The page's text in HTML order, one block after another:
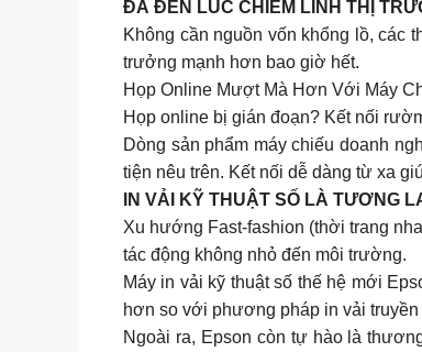
ĐÃ ĐẾN LÚC CHIẾM LĨNH THỊ
Không cần nguồn vốn khổng lồ, các
trưởng mạnh hơn bao giờ hết.
Họp Online Mượt Mà Hơn Với Máy
Họp online bị gián đoạn? Kết nối
Dòng sản phẩm máy chiếu doanh
tiện nêu trên. Kết nối dễ dàng từ xa
IN VẢI KỸ THUẬT SỐ LÀ TƯƠNG
Xu hướng Fast-fashion (thời trang
tác động không nhỏ đến môi trường.
Máy in vải kỹ thuật số thế hệ mới
hơn so với phương pháp in vải
Ngoài ra, Epson còn tự hào là